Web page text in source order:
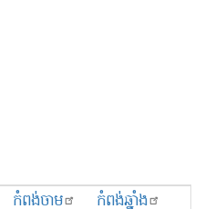
កំពង់ចាម
កំពង់ឆ្នាំង